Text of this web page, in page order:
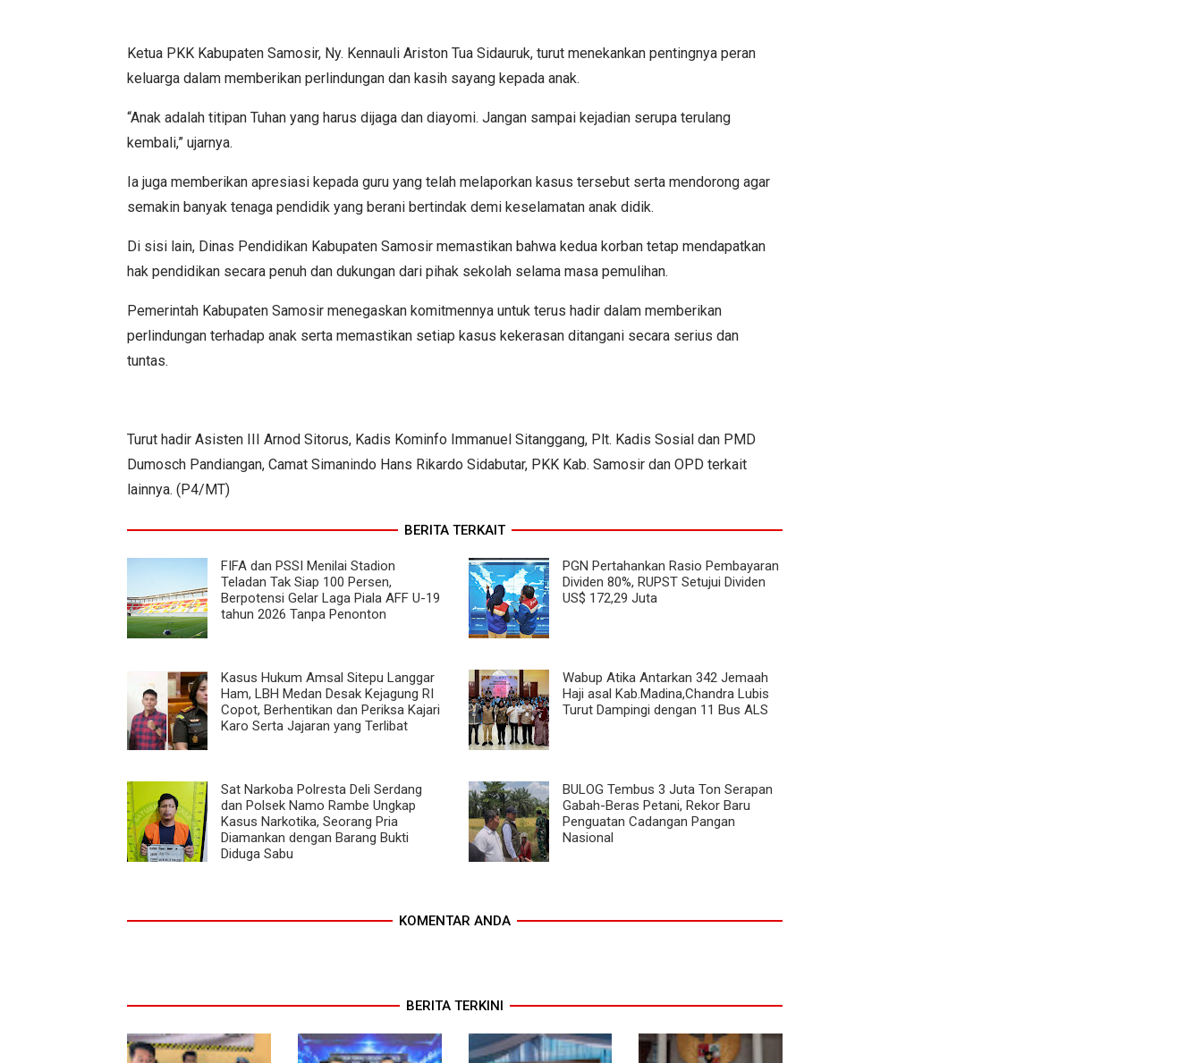
Ketua PKK Kabupaten Samosir, Ny. Kennauli Ariston Tua Sidauruk, turut menekankan pentingnya peran
keluarga dalam memberikan perlindungan dan kasih sayang kepada anak.
“Anak adalah titipan Tuhan yang harus dijaga dan diayomi. Jangan sampai kejadian serupa terulang
kembali,” ujarnya.
Ia juga memberikan apresiasi kepada guru yang telah melaporkan kasus tersebut serta mendorong agar
semakin banyak tenaga pendidik yang berani bertindak demi keselamatan anak didik.
Di sisi lain, Dinas Pendidikan Kabupaten Samosir memastikan bahwa kedua korban tetap mendapatkan
hak pendidikan secara penuh dan dukungan dari pihak sekolah selama masa pemulihan.
Pemerintah Kabupaten Samosir menegaskan komitmennya untuk terus hadir dalam memberikan
perlindungan terhadap anak serta memastikan setiap kasus kekerasan ditangani secara serius dan
tuntas.
Turut hadir Asisten III Arnod Sitorus, Kadis Kominfo Immanuel Sitanggang, Plt. Kadis Sosial dan PMD
Dumosch Pandiangan, Camat Simanindo Hans Rikardo Sidabutar, PKK Kab. Samosir dan OPD terkait
lainnya. (P4/MT)
BERITA TERKAIT
FIFA dan PSSI Menilai Stadion
Teladan Tak Siap 100 Persen,
Berpotensi Gelar Laga Piala AFF U-19
tahun 2026 Tanpa Penonton
PGN Pertahankan Rasio Pembayaran
Dividen 80%, RUPST Setujui Dividen
US$ 172,29 Juta
Kasus Hukum Amsal Sitepu Langgar
Ham, LBH Medan Desak Kejagung RI
Copot, Berhentikan dan Periksa Kajari
Karo Serta Jajaran yang Terlibat
Wabup Atika Antarkan 342 Jemaah
Haji asal Kab.Madina,Chandra Lubis
Turut Dampingi dengan 11 Bus ALS
Sat Narkoba Polresta Deli Serdang
dan Polsek Namo Rambe Ungkap
Kasus Narkotika, Seorang Pria
Diamankan dengan Barang Bukti
Diduga Sabu
BULOG Tembus 3 Juta Ton Serapan
Gabah-Beras Petani, Rekor Baru
Penguatan Cadangan Pangan
Nasional
KOMENTAR ANDA
BERITA TERKINI